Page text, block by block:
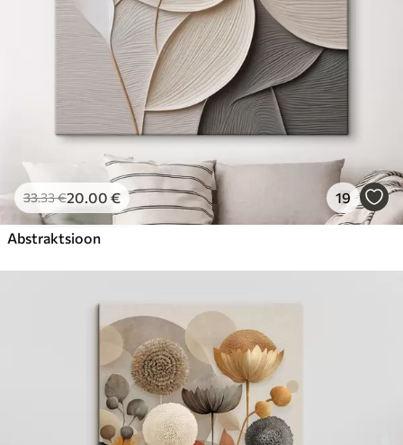
33.33€20.00 € 19
Abstraktsioon